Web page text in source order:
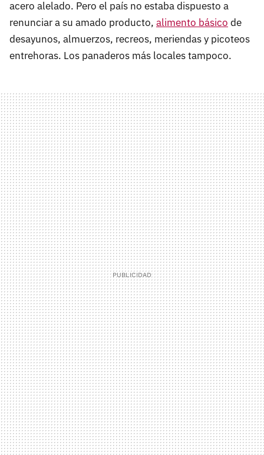
acero alelado. Pero el país no estaba dispuesto a
renunciar a su amado producto, alimento básico de
desayunos, almuerzos, recreos, meriendas y picoteos
entrehoras. Los panaderos más locales tampoco.